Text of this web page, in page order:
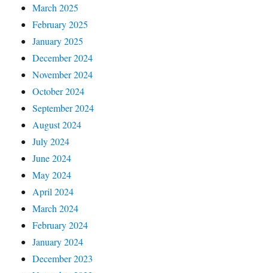
March 2025
February 2025
January 2025
December 2024
November 2024
October 2024
September 2024
August 2024
July 2024
June 2024
May 2024
April 2024
March 2024
February 2024
January 2024
December 2023